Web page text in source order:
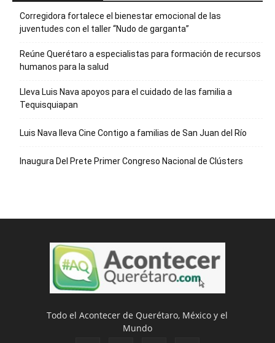
Corregidora fortalece el bienestar emocional de las
juventudes con el taller ‘‘Nudo de garganta’’
Reúne Querétaro a especialistas para formación de recursos
humanos para la salud
Lleva Luis Nava apoyos para el cuidado de las familia a
Tequisquiapan
Luis Nava lleva Cine Contigo a familias de San Juan del Río
Inaugura Del Prete Primer Congreso Nacional de Clústers
Todo el Acontecer de Querétaro, México y el
Mundo